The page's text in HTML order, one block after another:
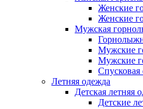
Женские
Женские
Мужская
Мужские
Мужские
Спусковая
Летняя одежда
Детская летняя
Детские